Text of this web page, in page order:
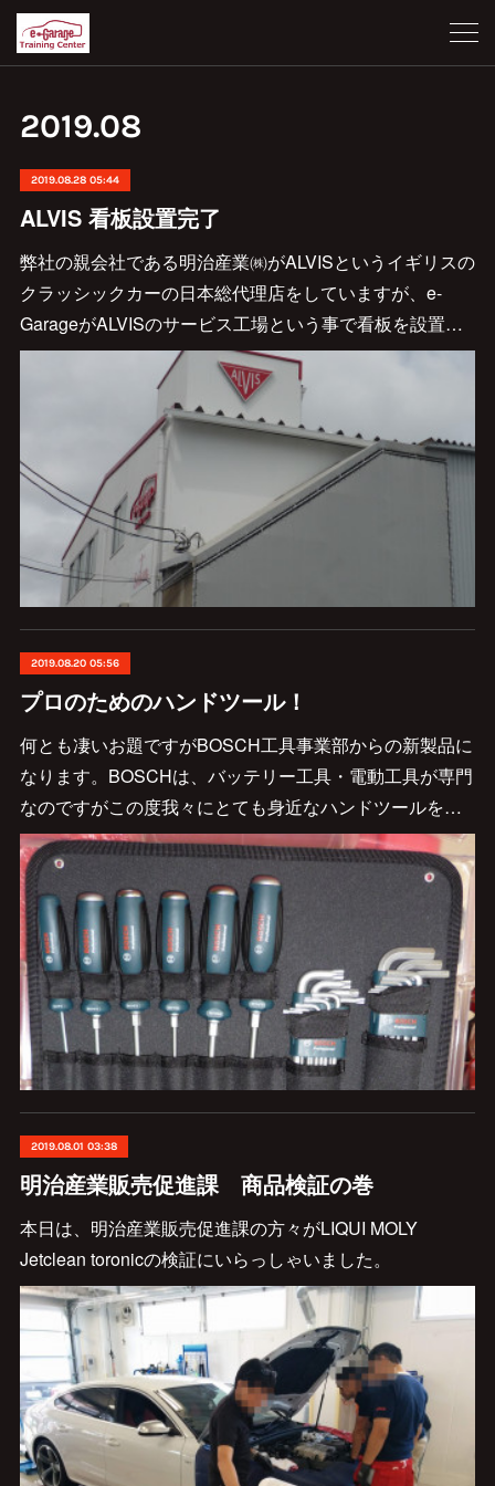
2019.08
2019.08.28 05:44
ALVIS 看板設置完了
弊社の親会社である明治産業㈱がALVISというイギリスの
クラッシックカーの日本総代理店をしていますが、e-
GarageがALVISのサービス工場という事で看板を設置…
2019.08.20 05:56
プロのためのハンドツール！
何とも凄いお題ですがBOSCH工具事業部からの新製品に
なります。BOSCHは、バッテリー工具・電動工具が専門
なのですがこの度我々にとても身近なハンドツールを…
2019.08.01 03:38
明治産業販売促進課 商品検証の巻
本日は、明治産業販売促進課の方々がLIQUI MOLY
Jetclean toronicの検証にいらっしゃいました。